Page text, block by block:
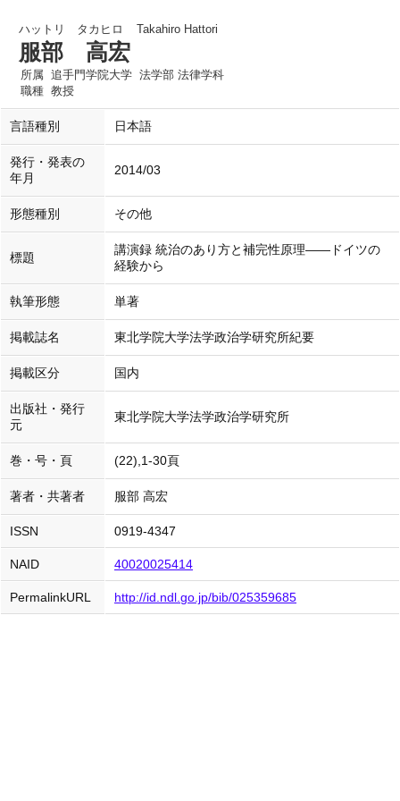
ハットリ タカヒロ Takahiro Hattori
服部 高宏
所属 追手門学院大学 法学部 法律学科
職種 教授
言語種別 日本語
発行・発表の
年月
2014/03
形態種別 その他
標題
講演録 統治のあり方と補完性原理――ドイツの
経験から
執筆形態 単著
掲載誌名 東北学院大学法学政治学研究所紀要
掲載区分 国内
出版社・発行
元
東北学院大学法学政治学研究所
巻・号・頁 (22),1-30頁
著者・共著者 服部 高宏
ISSN 0919-4347
NAID 40020025414
PermalinkURL http://id.ndl.go.jp/bib/025359685